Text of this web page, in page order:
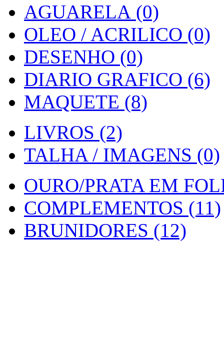
AGUARELA (0)
OLEO / ACRILICO (0)
DESENHO (0)
DIARIO GRAFICO (6)
MAQUETE (8)
LIVROS (2)
TALHA / IMAGENS (0)
OURO/PRATA EM
COMPLEMENTOS (11)
BRUNIDORES (12)